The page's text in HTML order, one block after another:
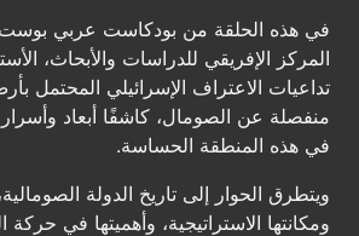
في هذه الحلقة من بودكاست عربي
المركز الإفريقي للدراسات والأبحاث،
تداعيات الاعتراف الإسرائيلي المحتمل
منفصلة عن الصومال، كاشفًا أبعاد وأسرار
في هذه المنطقة الحساسة.
ويتطرق الحوار إلى تاريخ الدولة
ومكانتها الاستراتيجية، وأهميتها في حركة